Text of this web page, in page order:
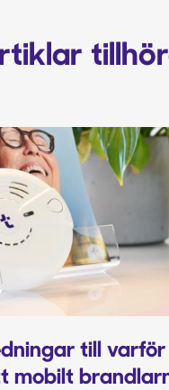
till
mobilt